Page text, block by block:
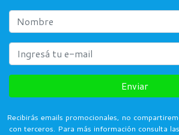
Enviar
Recibirás emails promocionales, no
con terceros. Para más información consulta